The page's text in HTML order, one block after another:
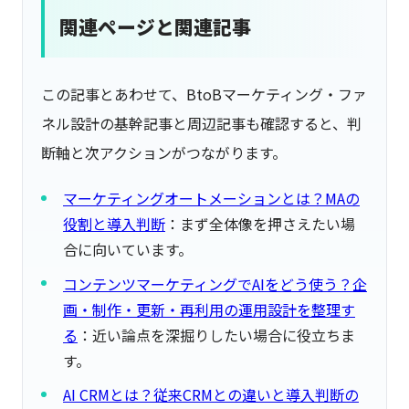
関連ページと関連記事
この記事とあわせて、BtoBマーケティング・ファ
ネル設計の基幹記事と周辺記事も確認すると、判
断軸と次アクションがつながります。
マーケティングオートメーションとは？MAの
役割と導入判断 ：まず全体像を押さえたい場
合に向いています。
コンテンツマーケティングでAIをどう使う？企
画・制作・更新・再利用の運用設計を整理す
る ：近い論点を深掘りしたい場合に役立ちま
す。
AI CRMとは？従来CRMとの違いと導入判断の